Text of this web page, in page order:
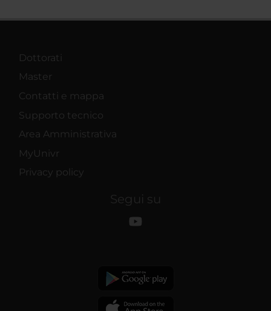
Dottorati
Master
Contatti e mappa
Supporto tecnico
Area Amministrativa
MyUnivr
Privacy policy
Segui su